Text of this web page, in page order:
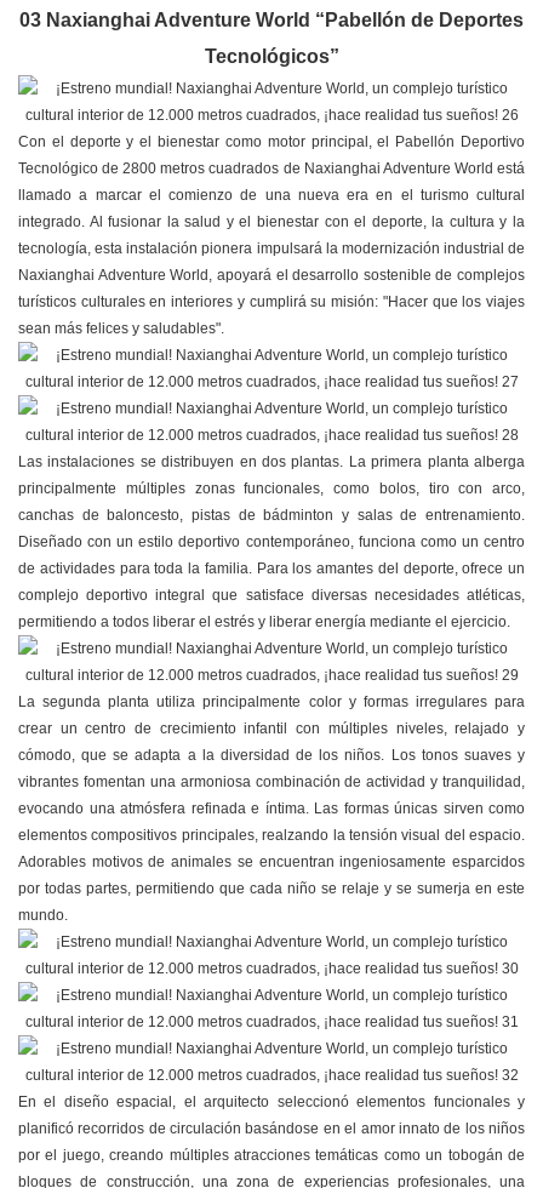
03 Naxianghai Adventure World “Pabellón de Deportes
Tecnológicos”
Con el deporte y el bienestar como motor principal, el Pabellón Deportivo
Tecnológico de 2800 metros cuadrados de Naxianghai Adventure World está
llamado a marcar el comienzo de una nueva era en el turismo cultural
integrado. Al fusionar la salud y el bienestar con el deporte, la cultura y la
tecnología, esta instalación pionera impulsará la modernización industrial de
Naxianghai Adventure World, apoyará el desarrollo sostenible de complejos
turísticos culturales en interiores y cumplirá su misión: "Hacer que los viajes
sean más felices y saludables".
Las instalaciones se distribuyen en dos plantas. La primera planta alberga
principalmente múltiples zonas funcionales, como bolos, tiro con arco,
canchas de baloncesto, pistas de bádminton y salas de entrenamiento.
Diseñado con un estilo deportivo contemporáneo, funciona como un centro
de actividades para toda la familia. Para los amantes del deporte, ofrece un
complejo deportivo integral que satisface diversas necesidades atléticas,
permitiendo a todos liberar el estrés y liberar energía mediante el ejercicio.
La segunda planta utiliza principalmente color y formas irregulares para
crear un centro de crecimiento infantil con múltiples niveles, relajado y
cómodo, que se adapta a la diversidad de los niños. Los tonos suaves y
vibrantes fomentan una armoniosa combinación de actividad y tranquilidad,
evocando una atmósfera refinada e íntima. Las formas únicas sirven como
elementos compositivos principales, realzando la tensión visual del espacio.
Adorables motivos de animales se encuentran ingeniosamente esparcidos
por todas partes, permitiendo que cada niño se relaje y se sumerja en este
mundo.
En el diseño espacial, el arquitecto seleccionó elementos funcionales y
planificó recorridos de circulación basándose en el amor innato de los niños
por el juego, creando múltiples atracciones temáticas como un tobogán de
bloques de construcción, una zona de experiencias profesionales, una